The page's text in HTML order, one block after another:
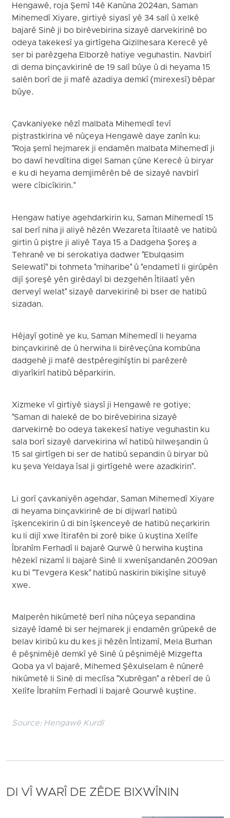
Hengawê, roja Şemî 14ê Kanûna 2024an, Saman
Mihemedî Xiyare, girtiyê siyasî yê 34 salî û xelkê
bajarê Sinê ji bo birêvebirina sizayê darvekirinê bo
odeya takekesî ya girtîgeha Qizilhesara Kerecê yê
ser bi parêzgeha Elborzê hatiye veguhastin. Navbirî
di dema binçavkirinê de 19 salî bûye û di heyama 15
salên borî de ji mafê azadiya demkî (mirexesî) bêpar
bûye.
Çavkaniyeke nêzî malbata Mihemedî tevî
piştrastkirina vê nûçeya Hengawê daye zanîn ku:
"Roja şemî hejmarek ji endamên malbata Mihemedî ji
bo dawî hevdîtina digel Saman çûne Kerecê û biryar
e ku di heyama demjimêrên bê de sizayê navbirî
were cîbicîkirin."
Hengaw hatiye agehdarkirin ku, Saman Mihemedî 15
sal berî niha ji aliyê hêzên Wezareta Îtilaatê ve hatibû
girtin û piştre ji aliyê Taya 15 a Dadgeha Şoreş a
Tehranê ve bi serokatiya dadwer "Ebulqasim
Selewatî" bi tohmeta "miharibe" û "endametî li girûpên
dijî şoreşê yên girêdayî bi dezgehên Îtilaatî yên
derveyî welat" sizayê darvekirinê bi bser de hatibû
sizadan.
Hêjayî gotinê ye ku, Saman Mihemedî li heyama
binçavkirinê de û herwiha li birêveçûna kombûna
dadgehê ji mafê destpêregihîştin bi parêzerê
diyarîkirî hatibû bêparkirin.
Xizmeke vî girtiyê siaysî ji Hengawê re gotiye;
"Saman di halekê de bo birêvebirina sizayê
darvekirnê bo odeya takekesî hatiye veguhastin ku
sala borî sizayê darvekirina wî hatibû hilweşandin û
15 sal girtîgeh bi ser de hatibû sepandin û biryar bû
ku şeva Yeldaya îsal ji girtîgehê were azadkirin".
Li gorî çavkaniyên agehdar, Saman Mihemedî Xiyare
di heyama binçavkirinê de bi dijwarî hatibû
îşkencekirin û di bin îşkenceyê de hatibû neçarkirin
ku li dijî xwe îtirafên bi zorê bike û kuştina Xelîfe
Îbrahîm Ferhadî li bajarê Qurwê û herwiha kuştina
hêzekî nizamî li bajarê Sinê li xwenîşandanên 2009an
ku bi "Tevgera Kesk" hatibû naskirin bikişîne situyê
xwe.
Malperên hikûmetê berî niha nûçeya sepandina
sizayê îdamê bi ser hejmarek ji endamên grûpekê de
belav kiribû ku du kes ji hêzên Întizamî, Mela Burhan
ê pêşnimêjê demkî yê Sinê û pêşnimêjê Mizgefta
Qoba ya vî bajarê, Mihemed Şêxulselam ê nûnerê
hikûmetê li Sinê di meclîsa "Xubrêgan" a rêberî de û
Xelîfe Îbrahîm Ferhadî li bajarê Qourwê kuştine.
Source: Hengawê Kurdî
DI VÎ WARÎ DE ZÊDE BIXWÎNIN